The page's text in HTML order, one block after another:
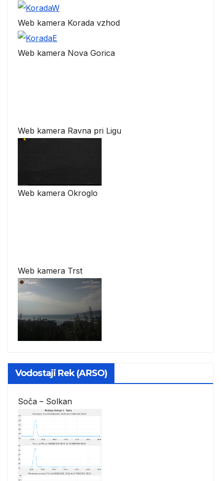
Web kamera Korada vzhod
Web kamera Nova Gorica
Web kamera Ravna pri Ligu
Web kamera Okroglo
Web kamera Trst
Vodostaji Rek (ARSO)
Soča – Solkan